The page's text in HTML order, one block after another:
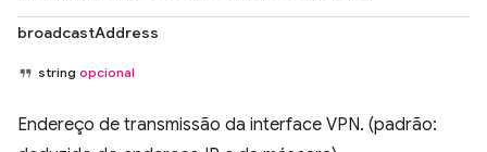
broadcastAddress
string opcional
Endereço de transmissão da interface VPN. (padrão: